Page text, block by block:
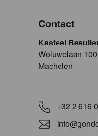
Contact
Kasteel
​​​Woluwelaan
Machelen
+32 2 616